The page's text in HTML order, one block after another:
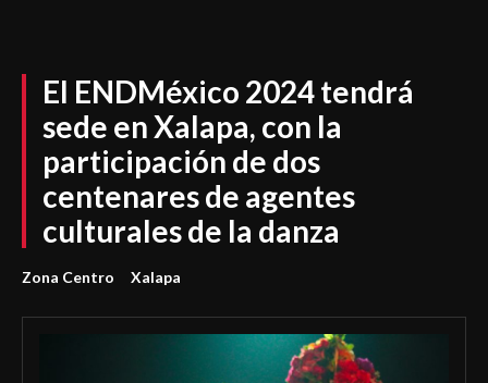
El ENDMéxico 2024 tendrá
sede en Xalapa, con la
participación de dos
centenares de agentes
culturales de la danza
Zona Centro Xalapa